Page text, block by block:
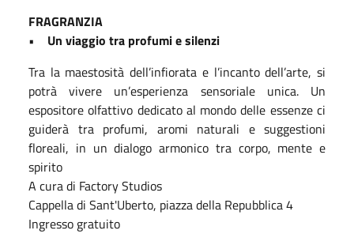
FRAGRANZIA
• Un viaggio tra profumi e silenzi
Tra la maestosità dell’infiorata e l’incanto dell’arte, si
potrà vivere un’esperienza sensoriale unica. Un
espositore olfattivo dedicato al mondo delle essenze ci
guiderà tra profumi, aromi naturali e suggestioni
floreali, in un dialogo armonico tra corpo, mente e
spirito
A cura di Factory Studios
Cappella di Sant'Uberto, piazza della Repubblica 4
Ingresso gratuito